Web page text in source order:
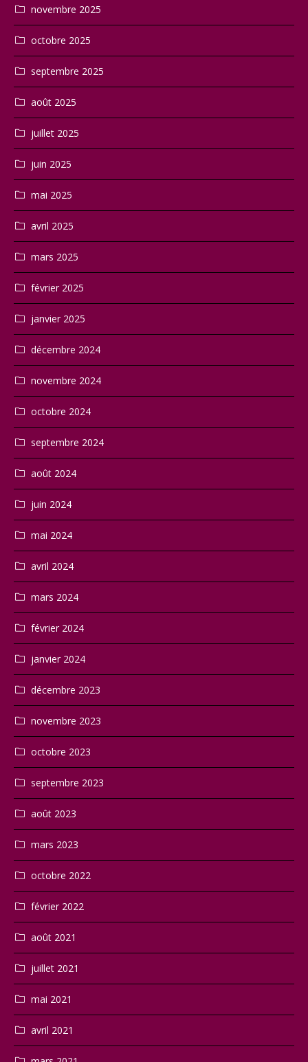
novembre 2025
octobre 2025
septembre 2025
août 2025
juillet 2025
juin 2025
mai 2025
avril 2025
mars 2025
février 2025
janvier 2025
décembre 2024
novembre 2024
octobre 2024
septembre 2024
août 2024
juin 2024
mai 2024
avril 2024
mars 2024
février 2024
janvier 2024
décembre 2023
novembre 2023
octobre 2023
septembre 2023
août 2023
mars 2023
octobre 2022
février 2022
août 2021
juillet 2021
mai 2021
avril 2021